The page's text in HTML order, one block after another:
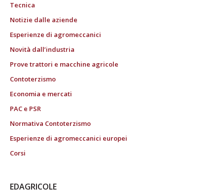
Tecnica
Notizie dalle aziende
Esperienze di agromeccanici
Novità dall’industria
Prove trattori e macchine agricole
Contoterzismo
Economia e mercati
PAC e PSR
Normativa Contoterzismo
Esperienze di agromeccanici europei
Corsi
EDAGRICOLE